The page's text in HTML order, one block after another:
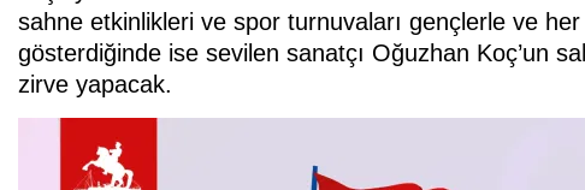
sahne etkinlikleri ve spor turnuvaları gençlerle ve
gösterdiğinde ise sevilen sanatçı Oğuzhan Koç’un
zirve yapacak.